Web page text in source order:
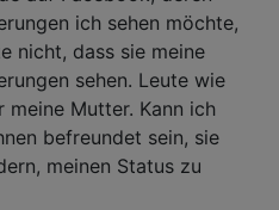
ich sehen möchte,
nicht, dass sie meine
sehen. Leute wie
meine Mutter. Kann ich
befreundet sein, sie
meinen Status zu